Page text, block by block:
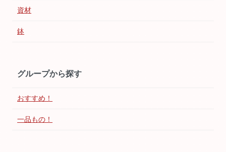
資材
鉢
グループから探す
おすすめ！
一品もの！